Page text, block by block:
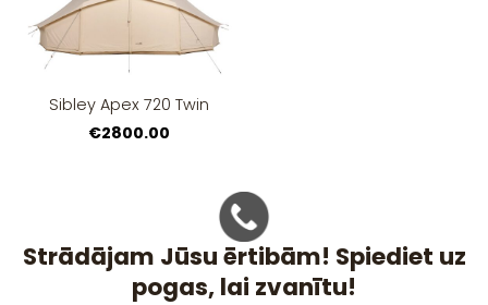
Strādājam Jūsu ērtibām! Spiediet uz
pogas, lai zvanītu!
Sibley Apex 720 Twin
€2800.00